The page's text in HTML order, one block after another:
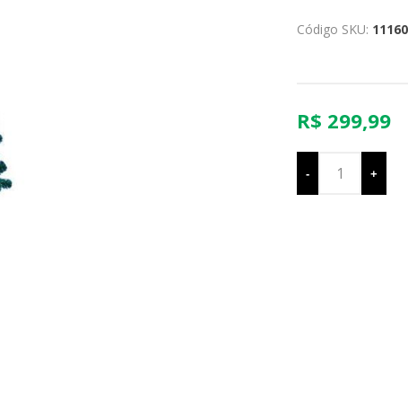
Código SKU:
R$ 299,99
- +